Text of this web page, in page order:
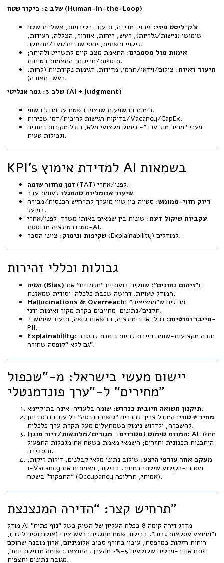
שלב 2: ביקור שטח (Human-in-the-Loop)
צ׳ק־ליסט פיזי: זיהוי, מדידה, תיעוד, רטיבויות, אשליית שטח
שימושי (נישות/גלריות), רעש, ריחות, אוורור, הצללה, רעידות,
ליקויי תשתית, יחסי שכנות/ועד/תחזוקה.
אימות מול מסמכים: התאמת מצב קיים לתשריט ולהיתר;
תוספות/חריגות; התאמות בטיחות.
תיעוד ראיות: צילום/וידאו/תרמי, מדידות, דגימות נקודתיות (לחות,
רעש, תאורה).
שלב 3: גמר אנליטי (AI + Judgment)
כימות ההשפעות שנצפו בשטח על מודל השווי.
בדיקות רגישות לריבית/דמי שכירות/Vacancy/CapEx.
פערי “מחיר מול ערך”- נימוק מקצועי מלא, כולל מקורות נתונים
וגבולות טעות.
KPI’s למדידת אימוץ AI בשמאות
זמן מחזור שומה
(TAT) לפני/אחרי.
שיעור אנומליות שהתגלולעומת עבר.
דיוק חזוי-ממומש: סטייה בין שווי מוערך לתרחיש הכנסות/מכירה
בפועל.
עקביות שיקול דעת: שונות בין שמאים באותו משרד-לפני/אחרי
סטנדרטיזציה מבוססת-AI.
שקיפות ונימוק
: ציוני הסבר (Explainability) למודלים.
גבולות וכללי זהירות
הטיה (Bias) ו”זיהום נתונים”: שווקים בועתיים “מלמדים” את
המודל טעויות. דרושה שכבת כלכלה-יסודית שמאזנת.
Hallucinations & Overreach: מודלים ש”ממציאים”
תקנים/נתונים-מחייבים בקרת מקור ואימות ידני.
סייבר ופרטיות: נהלי אנונימיזציה, הרשאות גישה, תיעוד שימוש ב-
PII.
Explainability: חובה מקצועית-שומה חייבת להיות ניתנת להסבר
גם ללא “קופסה שחורה”.
יישום מעשי בישראל: מ-”שכפול
מחירים” ל-”ערך פונדמנטלי”
תיקנון תשואה חיובית כנדרש: שומה בלעדיה-אינה בת־קיימא.
מחיר ≠ שווי: המודל צריך להכריח “גישת הכנסה” כל עוד הנכס ניתן
להשכרה, ולדרוש נימוק כשמתעלים מעל תקרת ערך כלכלית.
המרות שימוש (משרדים→מגורים/מלונאות/דיור מוגן): AI ממפה
היתכנות תכנונית ותזרים; השמאי מאמת בשטח את מגבלות התפעול
והסביבה.
מעקב אחר עודפי היצע: שילוב נתוני מלאי קבלנים, דירות ריקות,
ו-Vacancy מסחרי-כקיטוע שיטתי במחיר. בביקור, מאמתים את
“התפקוד” בשטח (Occupancy אמיתי, תחלופה).
תרחיש קצר: “הדירה המנצנצת”
מודל AI מדרג דירה קומה 8 בפלח העליון של השוק בשל “נוף פתוח”
ו”ממוצע עסקאות גבוה”. בביקור שטח מתגלים: רעש צירי (אוטובוסים לילה),
רוחות חזקות במרפסת, עיבוי בחורף סביב אלומיניום, ארון מובנה שחוסם
פתח אוויר-פרטים שקוטעים 5–7% מהערך. התוצאה: שומה מדויקת יותר,
מגובה נתונים ותצפית.